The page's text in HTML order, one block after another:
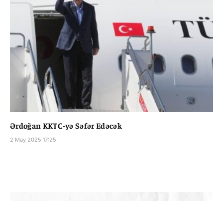
Ərdoğan KKTC-yə Səfər Edəcək
2 May 2025 17:25